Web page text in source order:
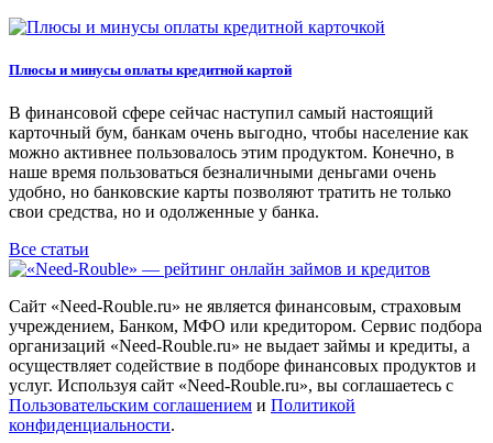
Плюсы и минусы оплаты кредитной картой
В финансовой сфере сейчас наступил самый настоящий
карточный бум, банкам очень выгодно, чтобы население как
можно активнее пользовалось этим продуктом. Конечно, в
наше время пользоваться безналичными деньгами очень
удобно, но банковские карты позволяют тратить не только
свои средства, но и одолженные у банка.
Все статьи
Сайт «Need-Rouble.ru» не является финансовым, страховым
учреждением, Банком, МФО или кредитором. Сервис подбора
организаций «Need-Rouble.ru» не выдает займы и кредиты, а
осуществляет содействие в подборе финансовых продуктов и
услуг. Используя сайт «Need-Rouble.ru», вы соглашаетесь с
Пользовательским соглашением и Политикой
конфиденциальности.